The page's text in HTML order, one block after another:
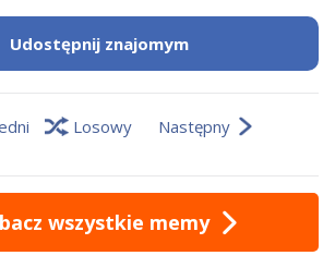
Udostępnij znajomym
Losowy Następny
wszystkie memy